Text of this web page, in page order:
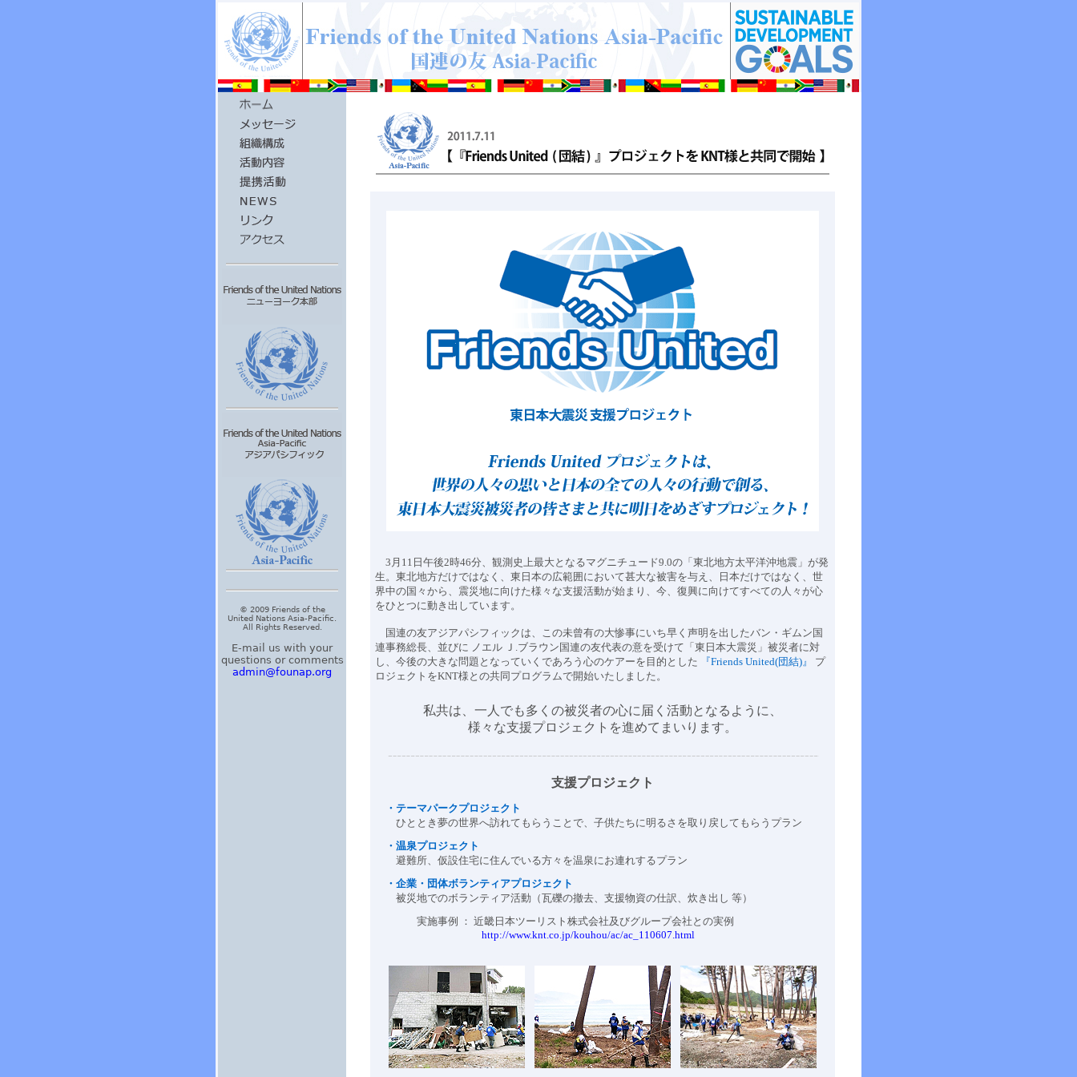
© 2009 Friends of the
United Nations Asia-Pacific.
All Rights Reserved.
E-mail us with your
questions or comments
admin@founap.org
3月11日午後2時46分、観測史上最大となるマグニチュード9.0の「東北地方太平洋沖地震」が発
生。東北地方だけではなく、東日本の広範囲において甚大な被害を与え、日本だけではなく、世
界中の国々から、震災地に向けた様々な支援活動が始まり、今、復興に向けてすべての人々が心
をひとつに動き出しています。
国連の友アジアパシフィックは、この未曾有の大惨事にいち早く声明を出したバン・ギムン国
連事務総長、並びに ノエル Ｊ.ブラウン国連の友代表の意を受けて「東日本大震災」被災者に対
し、今後の大きな問題となっていくであろう心のケアーを目的とした
『Friends United(団結)』 プ
ロジェクトをKNT様との共同プログラムで開始いたしました。
私共は、一人でも多くの被災者の心に届く活動となるように、
様々な支援プロジェクトを進めてまいります。
支援プロジェクト
・テーマパークプロジェクト
ひととき夢の世界へ訪れてもらうことで、子供たちに明るさを取り戻してもらうプラン
・温泉プロジェクト
避難所、仮設住宅に住んでいる方々を温泉にお連れするプラン
・企業・団体ボランティアプロジェクト
被災地でのボランティア活動（瓦礫の撤去、支援物資の仕訳、炊き出し 等）
実施事例 ： 近畿日本ツーリスト株式会社及びグループ会社との実例
http://www.knt.co.jp/kouhou/ac/ac_110607.html